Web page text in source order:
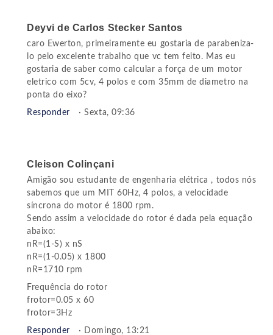
Deyvi de Carlos Stecker Santos
caro Ewerton, primeiramente eu gostaria de parabeniza-
lo pelo excelente trabalho que vc tem feito. Mas eu
gostaria de saber como calcular a força de um motor
eletrico com 5cv, 4 polos e com 35mm de diametro na
ponta do eixo?
Responder · Sexta, 09:36
Cleison Colinçani
Amigão sou estudante de engenharia elétrica , todos nós
sabemos que um MIT 60Hz, 4 polos, a velocidade
síncrona do motor é 1800 rpm.
Sendo assim a velocidade do rotor é dada pela equação
abaixo:
nR=(1-S) x nS
nR=(1-0.05) x 1800
nR=1710 rpm
Frequência do rotor
frotor=0.05 x 60
frotor=3Hz
Responder · Domingo, 13:21